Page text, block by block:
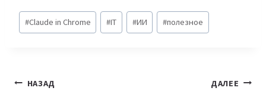
Метки
записи:
#Claude in Chrome #IT #ИИ #полезное
Навигация
НАЗАД ДАЛЕЕ